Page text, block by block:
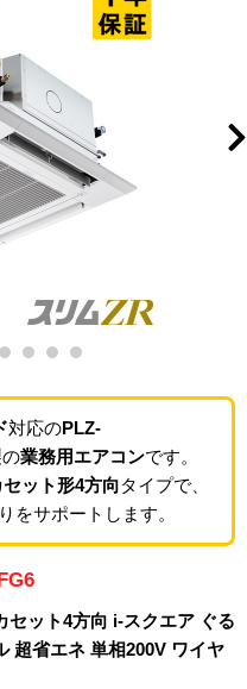
対応のPLZ-
業務用エアコンです。
ット形4方向タイプで、
をサポートします。
セット4方向 i-スクエア ぐる
超省エネ 単相200V ワイヤ